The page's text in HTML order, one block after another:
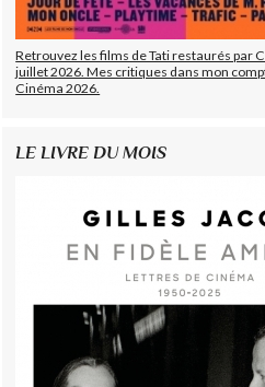
Retrouvez les films de Tati restaurés par
juillet 2026. Mes critiques dans mon
Cinéma 2026.
LE LIVRE DU MOIS